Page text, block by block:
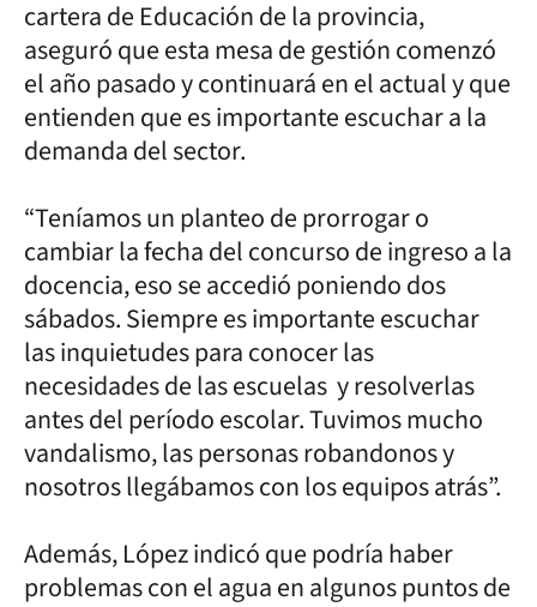
cartera de Educación de la provincia,
aseguró que esta mesa de gestión comenzó
el año pasado y continuará en el actual y que
entienden que es importante escuchar a la
demanda del sector.
“Teníamos un planteo de prorrogar o
cambiar la fecha del concurso de ingreso a la
docencia, eso se accedió poniendo dos
sábados. Siempre es importante escuchar
las inquietudes para conocer las
necesidades de las escuelas y resolverlas
antes del período escolar. Tuvimos mucho
vandalismo, las personas robandonos y
nosotros llegábamos con los equipos atrás”.
Además, López indicó que podría haber
problemas con el agua en algunos puntos de